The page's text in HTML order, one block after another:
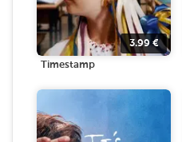
3.99€
Timestamp